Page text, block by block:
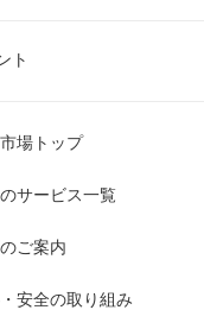
ト
場トップ
サービス一覧
ご案内
安全の取り組み